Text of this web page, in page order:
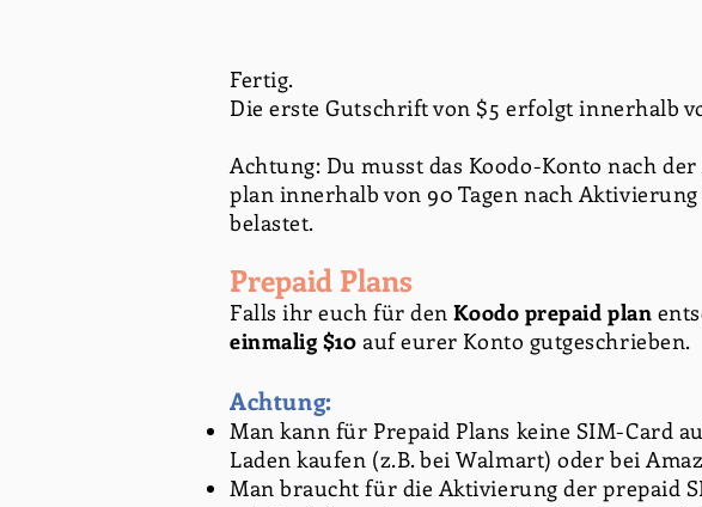
Fertig.
Die erste Gutschrift von $5 erfolgt innerhalb
Achtung: Du musst das Koodo-Konto nach
plan innerhalb von 90 Tagen nach
belastet.
Prepaid Plans
Falls ihr euch für denKoodo prepaid plan
einmalig $10 auf eurer Konto gutgeschrieben.
Achtung:
Man kann für Prepaid Plans keine SIM-Card
Laden kaufen (z.B. bei Walmart) oder bei
Man braucht für die Aktivierung der prepaid